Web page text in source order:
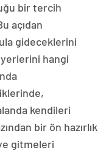
bir tercih
açıdan
gideceklerini
hangi
kendileri
bir ön hazırlık
gitmeleri